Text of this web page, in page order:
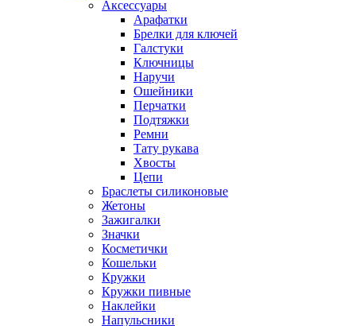
Аксессуары
Арафатки
Брелки для ключей
Галстуки
Ключницы
Наручи
Ошейники
Перчатки
Подтяжки
Ремни
Тату рукава
Хвосты
Цепи
Браслеты силиконовые
Жетоны
Зажигалки
Значки
Косметички
Кошельки
Кружки
Кружки пивные
Наклейки
Напульсники